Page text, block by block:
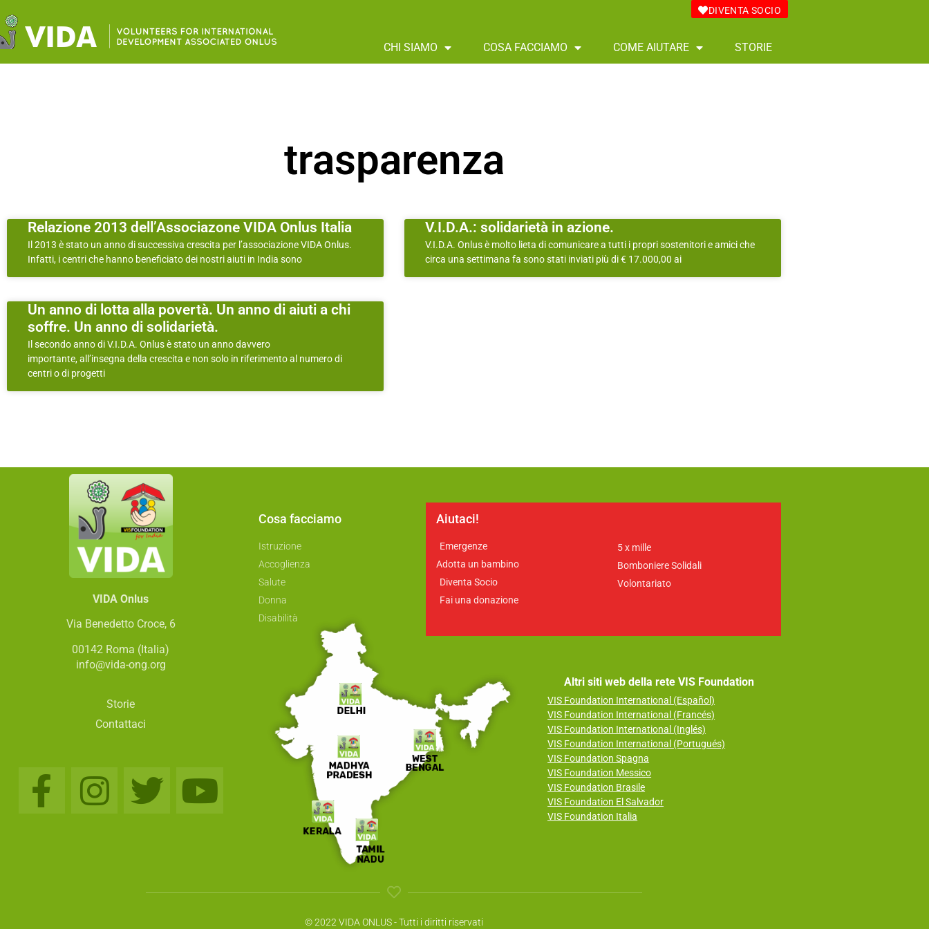
DIVENTA SOCIO
CHI SIAMO COSA FACCIAMO COME AIUTARE STORIE
trasparenza
Relazione 2013 dell’Associazone VIDA Onlus Italia
Il 2013 è stato un anno di successiva crescita per l’associazione VIDA Onlus.
Infatti, i centri che hanno beneficiato dei nostri aiuti in India sono
V.I.D.A.: solidarietà in azione.
V.I.D.A. Onlus è molto lieta di comunicare a tutti i propri sostenitori e amici che
circa una settimana fa sono stati inviati più di € 17.000,00 ai
Un anno di lotta alla povertà. Un anno di aiuti a chi
soffre. Un anno di solidarietà.
Il secondo anno di V.I.D.A. Onlus è stato un anno davvero
importante, all’insegna della crescita e non solo in riferimento al numero di
centri o di progetti
VIDA Onlus
Via Benedetto Croce, 6
00142 Roma (Italia)
info@vida-ong.org
Storie
Contattaci
Cosa facciamo
Istruzione
Accoglienza
Salute
Donna
Disabilità
Aiutaci!
Emergenze
Adotta un bambino
Diventa Socio
Fai una donazione
5 x mille
Bomboniere Solidali
Volontariato
Altri siti web della rete VIS Foundation
VIS Foundation International (Español)
VIS Foundation International (Francés)
VIS Foundation International (Inglés)
VIS Foundation International (Portugués)
VIS Foundation Spagna
VIS Foundation Messico
VIS Foundation Brasile
VIS Foundation El Salvador
VIS Foundation Italia
© 2022 VIDA ONLUS - Tutti i diritti riservati